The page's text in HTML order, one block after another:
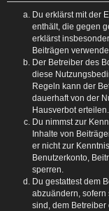
Du erklärst mit der
enthält, die gegen
erklärst
Beiträgen
Der Betreiber des
diese
Regeln kann der
dauerhaft von der
Hausverbot erteilen.
Du nimmst zur
Inhalte von
er nicht zur
Benutzerkonto,
sperren.
Du gestattest dem
abzuändern,
sind, dem Betreiber